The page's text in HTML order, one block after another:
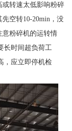
或转速太低影响粉碎
空转10-20min，没
意粉碎机的运转情
长时间超负荷工
，应立即停机检